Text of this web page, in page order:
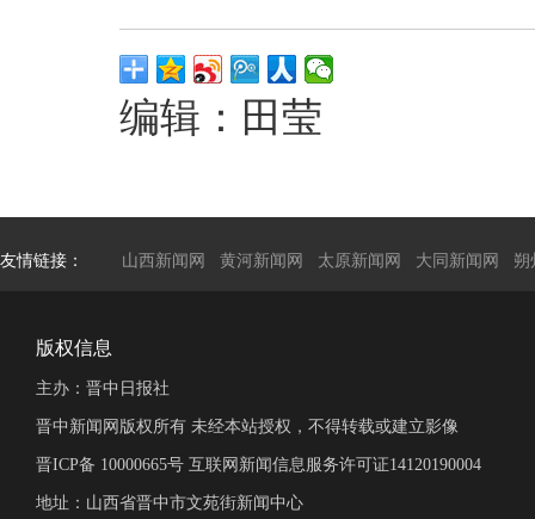
编辑：田莹
友情链接： 山西新闻网 黄河新闻网 太原新闻网 大同新闻网 朔
版权信息
主办：晋中日报社
晋中新闻网版权所有 未经本站授权，不得转载或建立影像
晋ICP备 10000665号 互联网新闻信息服务许可证14120190004
地址：山西省晋中市文苑街新闻中心